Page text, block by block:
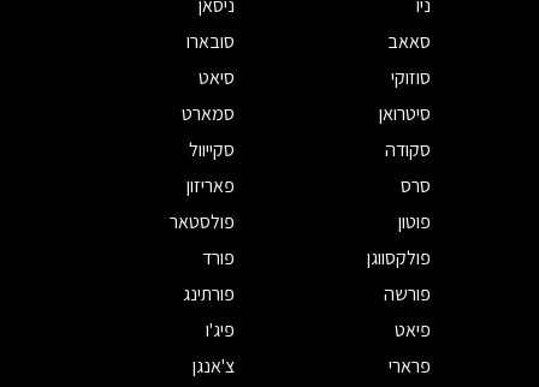
ניו
ניסאן
סאאב
סובארו
סוזוקי
סיאט
סיטרואן
סמארט
סקודה
סקייוול
סרס
פאריזון
פוטון
פולסטאר
פולקסווגן
פורד
פורשה
פורתינג
פיאט
פיג'ו
פרארי
צ'אנגן